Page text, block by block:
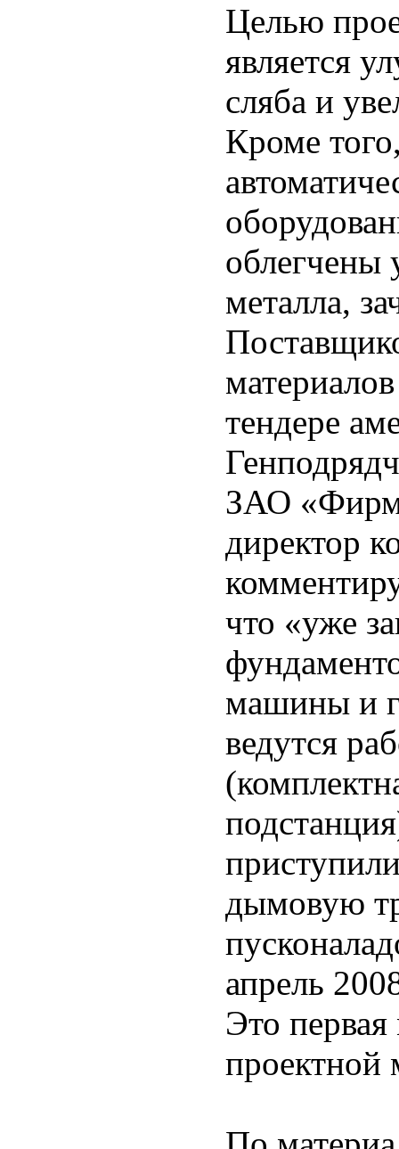
Целью
является
сляба и
Кроме
облегчены
металла,
тендере
ЗАО
директор
что «уже
машины и
ведутся
дымовую
апрель
Это
проектной